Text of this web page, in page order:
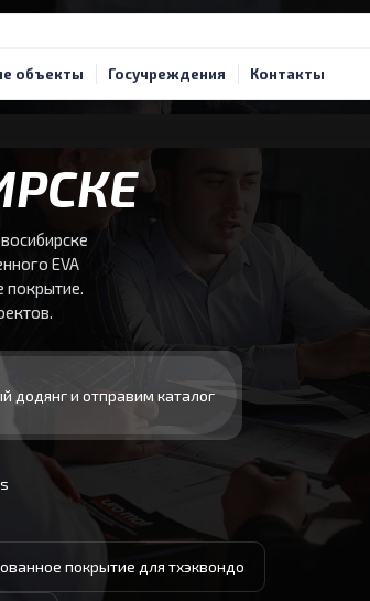
объекты Госучреждения Контакты
EVA
покрытие.
додянг и отправим каталог
покрытие для тхэквондо